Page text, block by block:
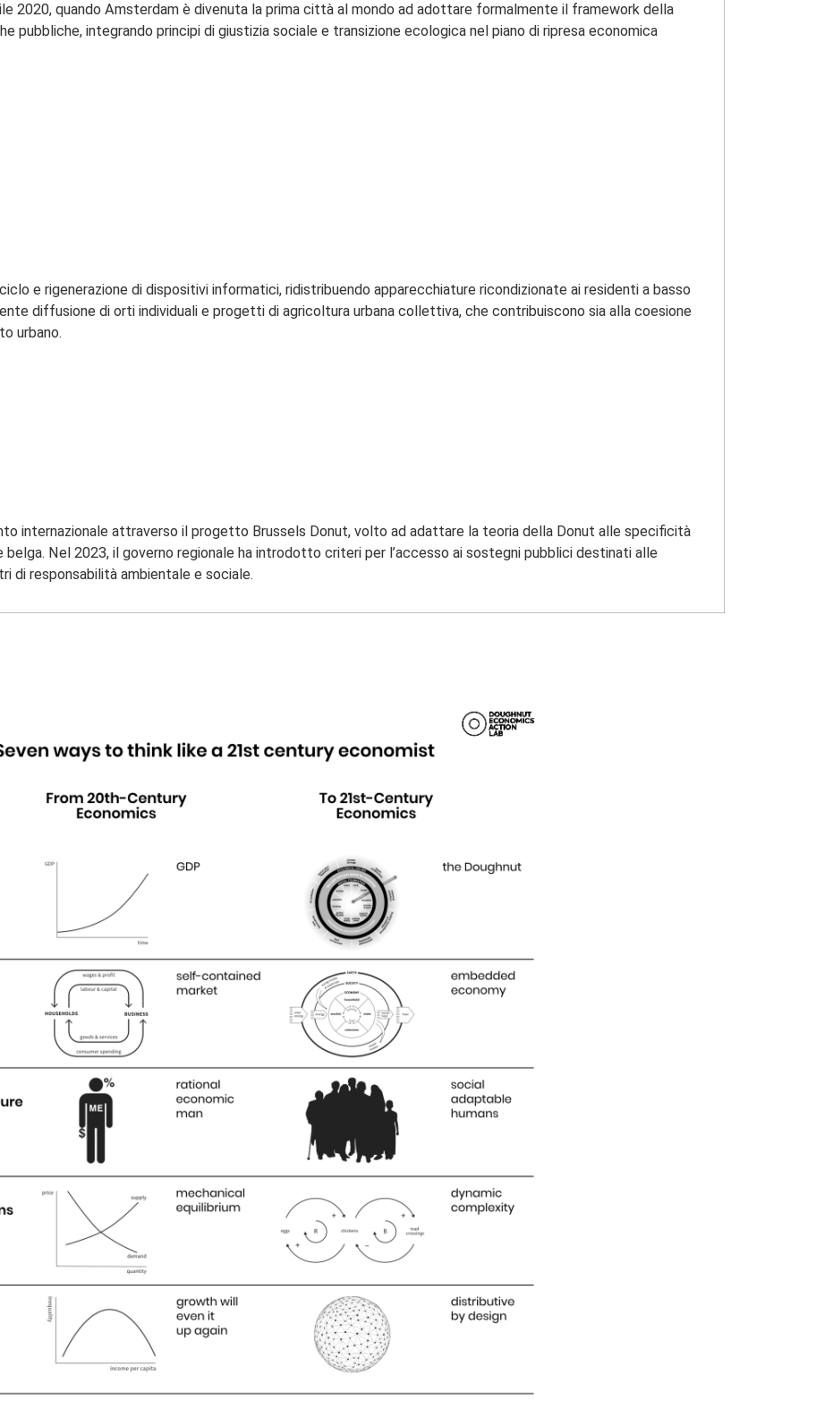
2020, quando Amsterdam è divenuta la prima città al mondo ad adottare formalmente il framework della
pubbliche, integrando principi di giustizia sociale e transizione ecologica nel piano di ripresa economica
e rigenerazione di dispositivi informatici, ridistribuendo apparecchiature ricondizionate ai residenti a basso
diffusione di orti individuali e progetti di agricoltura urbana collettiva, che contribuiscono sia alla coesione
urbano.
internazionale attraverso il progetto Brussels Donut, volto ad adattare la teoria della Donut alle specificità
Nel 2023, il governo regionale ha introdotto criteri per l’accesso ai sostegni pubblici destinati alle
di responsabilità ambientale e sociale.